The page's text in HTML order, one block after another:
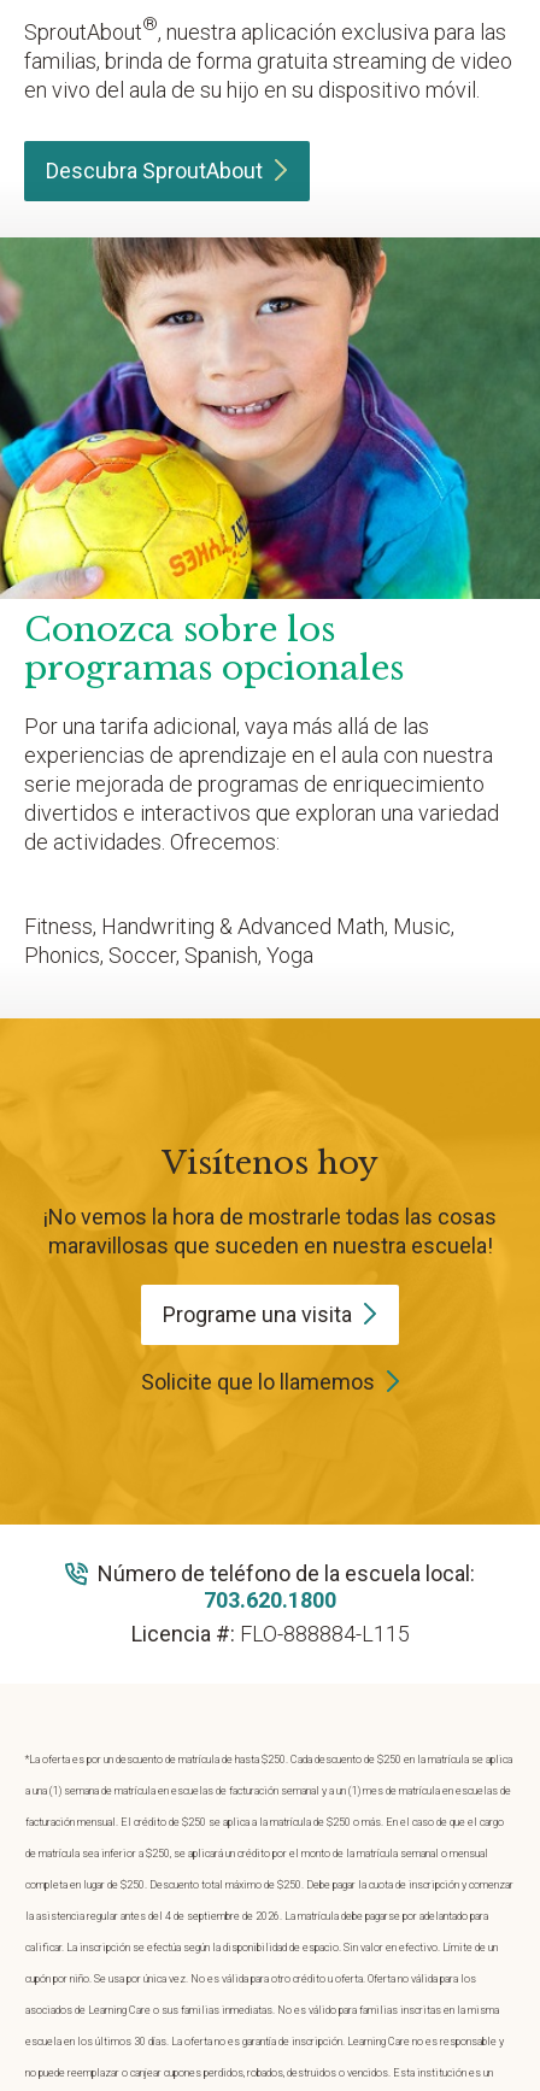
SproutAbout®, nuestra aplicación exclusiva para las
familias, brinda de forma gratuita streaming de video
en vivo del aula de su hijo en su dispositivo móvil.
Descubra SproutAbout
Conozca sobre los
programas opcionales
Por una tarifa adicional, vaya más allá de las
experiencias de aprendizaje en el aula con nuestra
serie mejorada de programas de enriquecimiento
divertidos e interactivos que exploran una variedad
de actividades. Ofrecemos:
Fitness, Handwriting & Advanced Math, Music,
Phonics, Soccer, Spanish, Yoga
Visítenos hoy
¡No vemos la hora de mostrarle todas las cosas
maravillosas que suceden en nuestra escuela!
Programe una visita
Solicite que lo llamemos
Número de teléfono de la escuela local:
703.620.1800
Licencia #: FLO-888884-L115
*La oferta es por un descuento de matrícula de hasta $250. Cada descuento de $250 en la matrícula se aplica
a una (1) semana de matrícula en escuelas de facturación semanal y a un (1) mes de matrícula en escuelas de
facturación mensual. El crédito de $250 se aplica a la matrícula de $250 o más. En el caso de que el cargo
de matrícula sea inferior a $250, se aplicará un crédito por el monto de la matrícula semanal o mensual
completa en lugar de $250. Descuento total máximo de $250. Debe pagar la cuota de inscripción y comenzar
la asistencia regular antes del 4 de septiembre de 2026. La matrícula debe pagarse por adelantado para
calificar. La inscripción se efectúa según la disponibilidad de espacio. Sin valor en efectivo. Límite de un
cupón por niño. Se usa por única vez. No es válida para otro crédito u oferta. Oferta no válida para los
asociados de Learning Care o sus familias inmediatas. No es válido para familias inscritas en la misma
escuela en los últimos 30 días. La oferta no es garantía de inscripción. Learning Care no es responsable y
no puede reemplazar o canjear cupones perdidos, robados, destruidos o vencidos. Esta institución es un